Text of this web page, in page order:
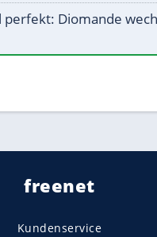
perfekt: Diomande
freenet
Kundenservice